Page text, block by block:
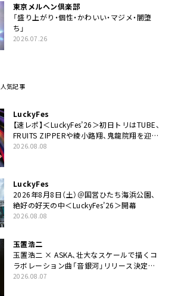
東京メルヘン倶楽部
「盛り上がり・個性・かわいい・マジメ・闇堕
ち」
2026.07.26
人気記事
LuckyFes
【速レポ】＜LuckyFes’26＞初日トリはTUBE、
FRUITS ZIPPERや綾小路翔、鬼龍院翔を迎え
た豪華コラボも「知ってたらぜひ一緒に歌っ
2026.08.08
LuckyFes
2026年8月8日（土）＠国営ひたち海浜公園、
絶好の好天の中＜LuckyFes’26＞開幕
2026.08.08
玉置浩二
玉置浩二 × ASKA、壮大なスケールで描くコ
ラボレーション曲「音銀河」リリース決定。
カップリングには新曲「命の宿り」収録も
2026.08.07